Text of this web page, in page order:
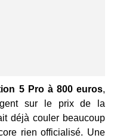
5 Pro à 800 euros,
sur le prix de la
déjà couler beaucoup
rien officialisé. Une